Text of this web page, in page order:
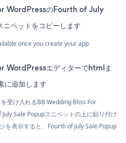
WordPressのFourth of July
ペットをコピーします
once you create your app
WordPressエディターでhtmlま
に追加します
受け入れるBB Wedding Bliss For
Sale Popupスニペットの上に貼り付け
を表示すると、Fourth of July Sale Popup